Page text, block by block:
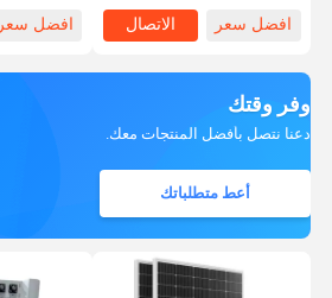
افضل سعر
افضل سعر
الاتصال
وفر وقتك
دعنا نتصل بأفضل المنتجات معك.
أعط متطلباتك